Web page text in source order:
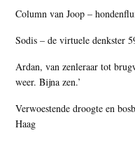
Column van Joop –
Sodis – de virtuele denkster
Ardan, van zenleraar tot
weer. Bijna zen.’
Verwoestende droogte en
Haag